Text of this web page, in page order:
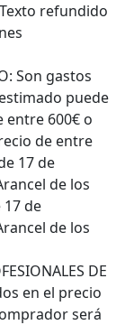
refundido
Son gastos
puede
entre 600€ o
de entre
17 de
de los
17 de
de los
DE
en el precio
será